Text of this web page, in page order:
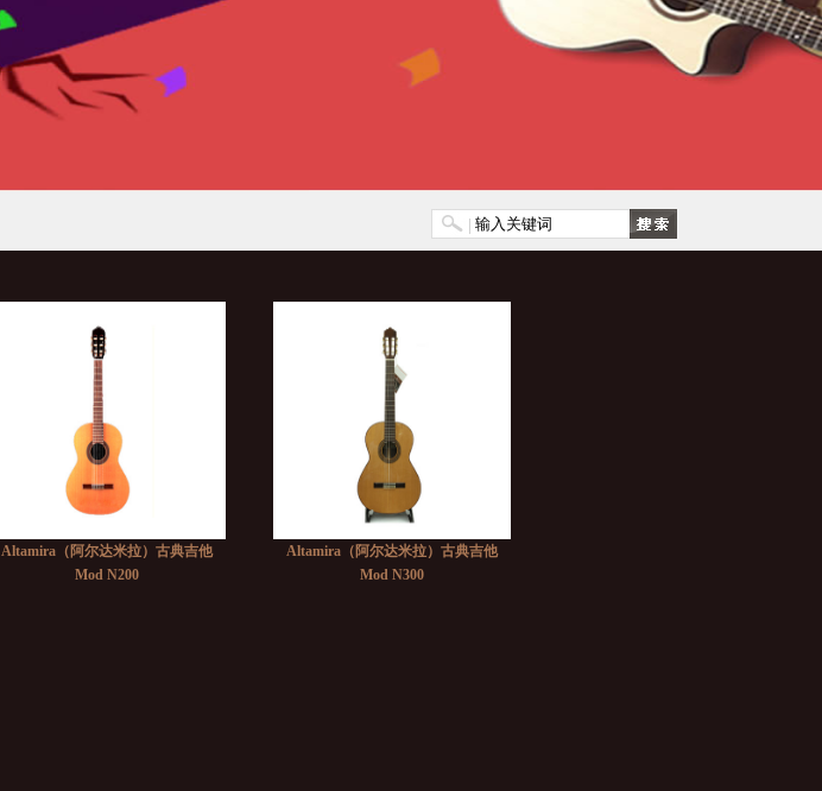
Altamira（阿尔达米拉）古典吉他
Mod N200
Altamira（阿尔达米拉）古典吉他
Mod N300